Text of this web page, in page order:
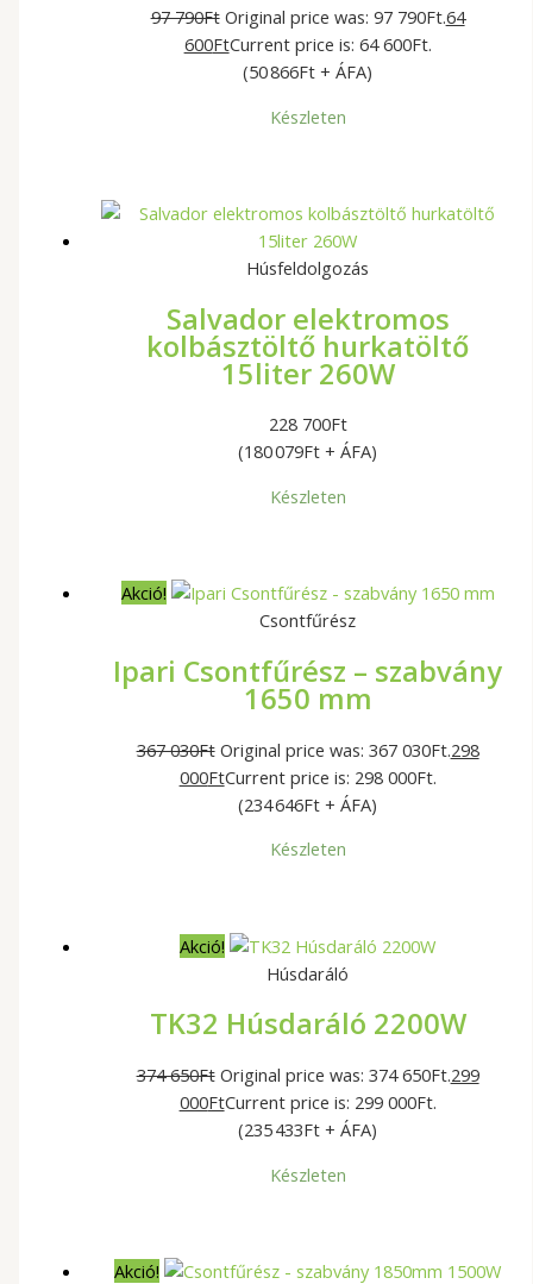
97 790Ft Original price was: 97 790Ft.64
600FtCurrent price is: 64 600Ft.
(50 866Ft + ÁFA)
Készleten
Húsfeldolgozás
Salvador elektromos
kolbásztöltő hurkatöltő
15liter 260W
228 700Ft
(180 079Ft + ÁFA)
Készleten
Akció!
Csontfűrész
Ipari Csontfűrész – szabvány
1650 mm
367 030Ft Original price was: 367 030Ft.298
000FtCurrent price is: 298 000Ft.
(234 646Ft + ÁFA)
Készleten
Akció!
Húsdaráló
TK32 Húsdaráló 2200W
374 650Ft Original price was: 374 650Ft.299
000FtCurrent price is: 299 000Ft.
(235 433Ft + ÁFA)
Készleten
Akció!